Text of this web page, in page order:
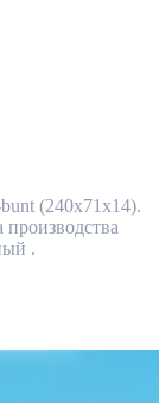
(240x71x14).
производства
.